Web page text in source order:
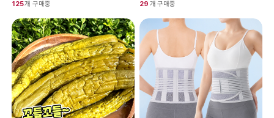
125개 구매중 29 개 구매중